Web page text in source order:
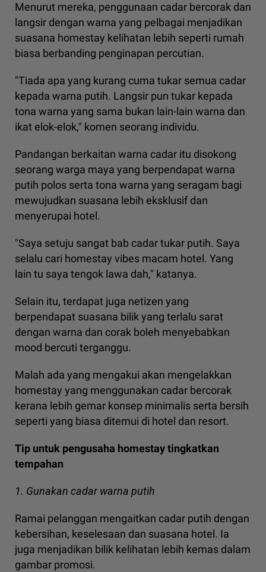
Menurut mereka, penggunaan cadar bercorak dan
langsir dengan warna yang pelbagai menjadikan
suasana homestay kelihatan lebih seperti rumah
biasa berbanding penginapan percutian.
"Tiada apa yang kurang cuma tukar semua cadar
kepada warna putih. Langsir pun tukar kepada
tona warna yang sama bukan lain-lain warna dan
ikat elok-elok," komen seorang individu.
Pandangan berkaitan warna cadar itu disokong
seorang warga maya yang berpendapat warna
putih polos serta tona warna yang seragam bagi
mewujudkan suasana lebih eksklusif dan
menyerupai hotel.
"Saya setuju sangat bab cadar tukar putih. Saya
selalu cari homestay vibes macam hotel. Yang
lain tu saya tengok lawa dah," katanya.
Selain itu, terdapat juga netizen yang
berpendapat suasana bilik yang terlalu sarat
dengan warna dan corak boleh menyebabkan
mood bercuti terganggu.
Malah ada yang mengakui akan mengelakkan
homestay yang menggunakan cadar bercorak
kerana lebih gemar konsep minimalis serta bersih
seperti yang biasa ditemui di hotel dan resort.
Tip untuk pengusaha homestay tingkatkan
tempahan
1. Gunakan cadar warna putih
Ramai pelanggan mengaitkan cadar putih dengan
kebersihan, keselesaan dan suasana hotel. Ia
juga menjadikan bilik kelihatan lebih kemas dalam
gambar promosi.